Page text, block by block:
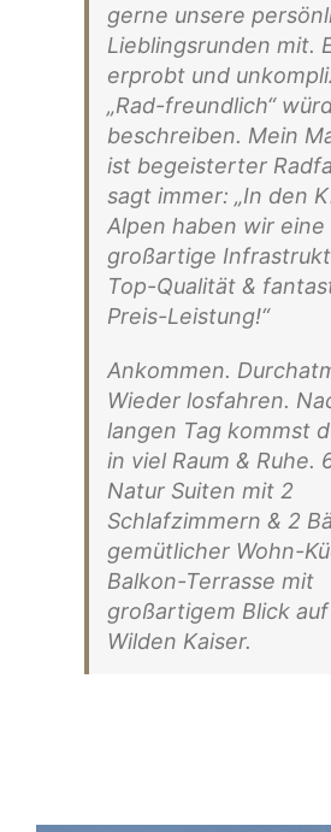
gerne unsere
Lieblingsrunden mit.
erprobt und
„Rad-freundlich“
beschreiben. Mein
ist begeisterter
sagt immer: „In den
Alpen haben wir eine
großartige
Top-Qualität &
Preis-Leistung!“
Ankommen.
Wieder losfahren.
langen Tag kommst
in viel Raum & Ruhe.
Natur Suiten mit 2
Schlafzimmern & 2
gemütlicher Wohn-
Balkon-Terrasse mit
großartigem Blick
Wilden Kaiser.